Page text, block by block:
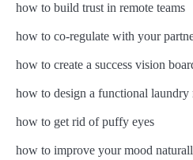
how to build trust in remote teams
how to co-regulate with your
how to create a success vision
how to design a functional laundry
how to get rid of puffy eyes
how to improve your mood